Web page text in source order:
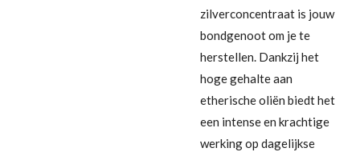
zilverconcentraat is jouw
bondgenoot om je te
herstellen. Dankzij het
hoge gehalte aan
etherische oliën biedt het
een intense en krachtige
werking op dagelijkse